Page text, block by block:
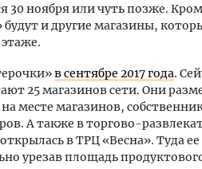
30 ноября или чуть позже.
и другие магазины,
в сентябре 2017 года.
25 магазинов сети. Они
месте магазинов,
А также в торгово-
в ТРЦ «Весна». Туда
урезав площадь